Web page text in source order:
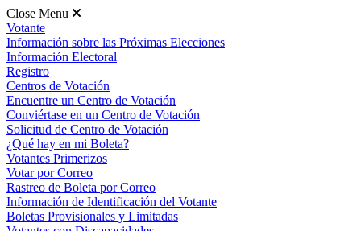
Close Menu
Votante
Información sobre las Próximas Elecciones
Información Electoral
Registro
Centros de Votación
Encuentre un Centro de Votación
Conviértase en un Centro de Votación
Solicitud de Centro de Votación
¿Qué hay en mi Boleta?
Votantes Primerizos
Votar por Correo
Rastreo de Boleta por Correo
Información de Identificación del Votante
Boletas Provisionales y Limitadas